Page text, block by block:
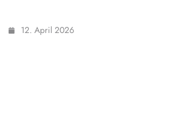
12. April 2026